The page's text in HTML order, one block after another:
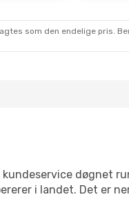
som den endelige pris.
døgnet
i landet. Det er